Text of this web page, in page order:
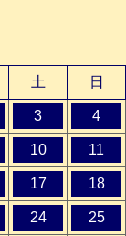
土 日
3 4
10 11
17 18
24 25